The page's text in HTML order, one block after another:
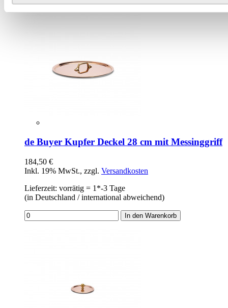
de Buyer Kupfer Deckel 28 cm mit Messinggriff
184,50 €
Inkl. 19% MwSt., zzgl. Versandkosten
Lieferzeit: vorrätig = 1*-3 Tage
(in Deutschland / international abweichend)
In den Warenkorb